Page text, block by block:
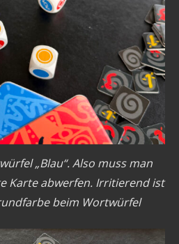
„Blau“. Also muss man
Karte abwerfen. Irritierend ist
beim Wortwürfel